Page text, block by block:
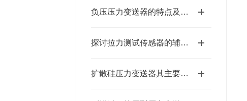
负压压力变送器的特点及技术应用
探讨拉力测试传感器的辅助功能模块
扩散硅压力变送器其主要组成部分及功能解析